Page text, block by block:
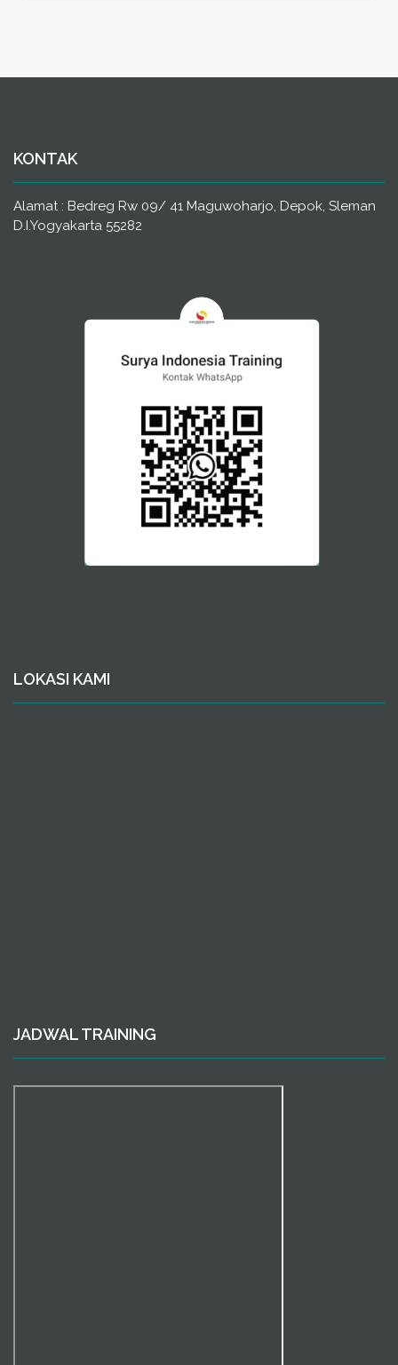
KONTAK
Alamat : Bedreg Rw 09/ 41 Maguwoharjo, Depok, Sleman
D.I.Yogyakarta 55282
LOKASI KAMI
JADWAL TRAINING